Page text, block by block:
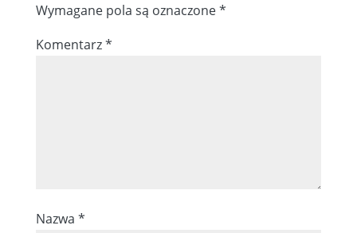
Wymagane pola są oznaczone*
Komentarz*
Nazwa *